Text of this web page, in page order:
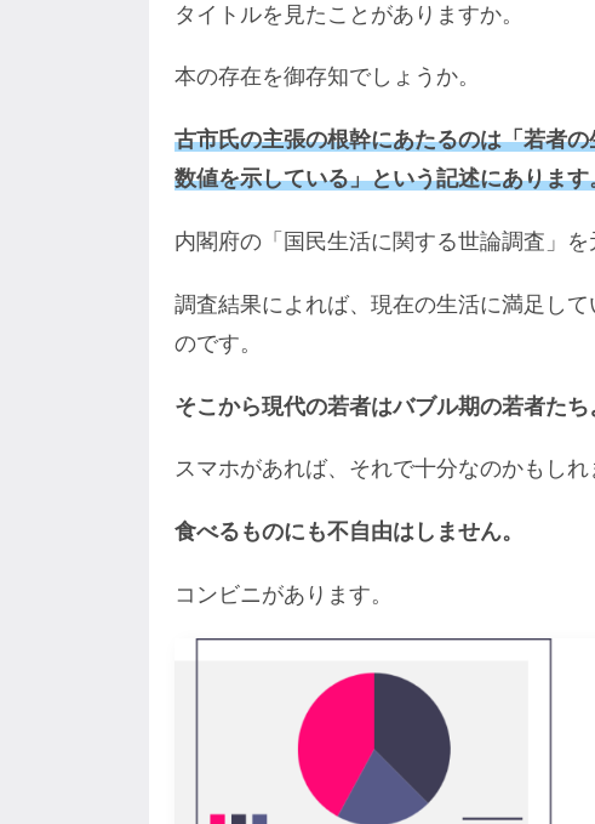
タイトルを見たことがありますか。
本の存在を御存知でしょうか。
古市氏の主張の根幹にあたるのは「若者
数値を示している」という記述にあります
内閣府の「国民生活に関する世論調査」を
調査結果によれば、現在の生活に満足し
のです。
そこから現代の若者はバブル期の若者た
スマホがあれば、それで十分なのかもしれ
食べるものにも不自由はしません。
コンビニがあります。